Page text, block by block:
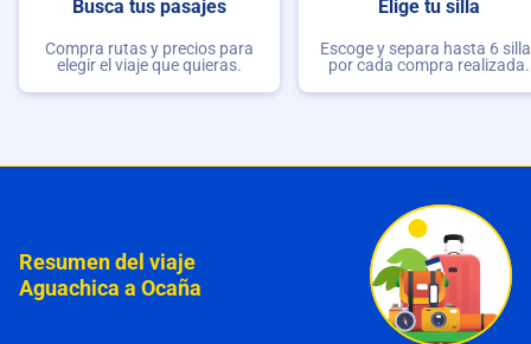
Busca tus pasajes
Compra rutas y precios para
elegir el viaje que quieras.
Elige tu silla
Escoge y separa hasta 6
por cada compra realizada.
Resumen del viaje
Aguachica a Ocaña